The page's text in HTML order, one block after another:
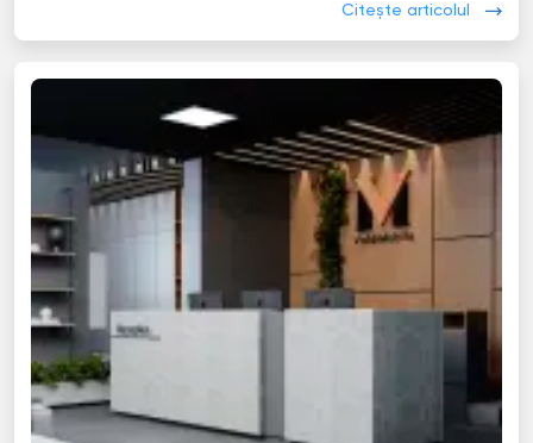
Citește articolul